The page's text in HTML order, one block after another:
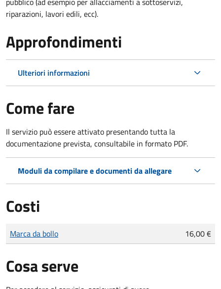
riparazioni, lavori edili, ecc).
Approfondimenti
Ulteriori informazioni
Come fare
Il servizio può essere attivato presentando tutta la
documentazione prevista, consultabile in formato PDF.
Moduli da compilare e documenti da allegare
Costi
Tipo di pagamento
Importo
Marca da bollo 16,00 €
Cosa serve